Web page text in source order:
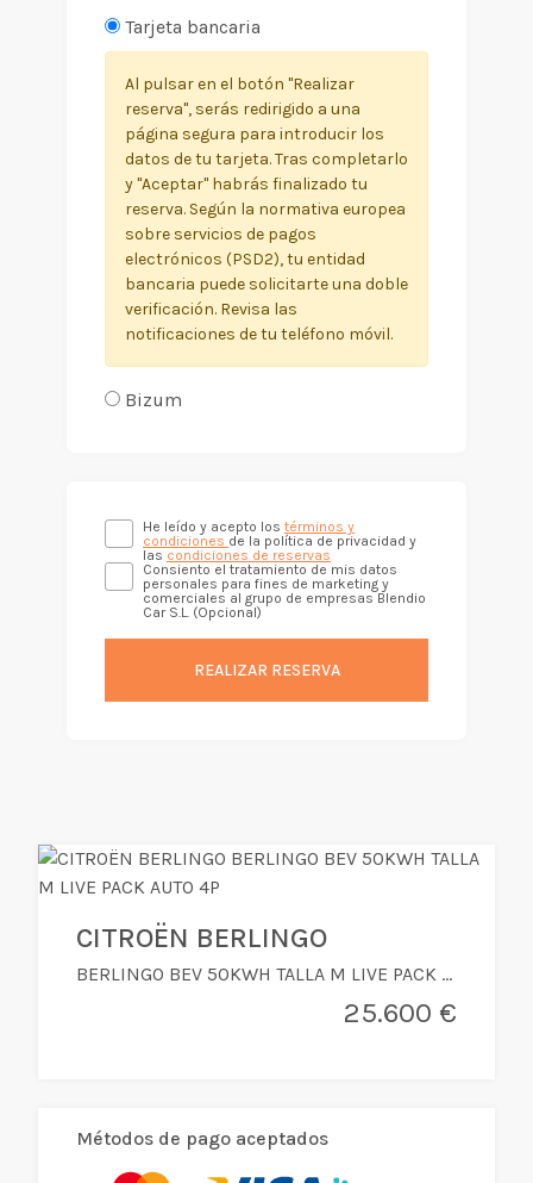
Tarjeta bancaria
Al pulsar en el botón "Realizar
reserva", serás redirigido a una
página segura para introducir los
datos de tu tarjeta. Tras completarlo
y "Aceptar" habrás finalizado tu
reserva. Según la normativa europea
sobre servicios de pagos
electrónicos (PSD2), tu entidad
bancaria puede solicitarte una doble
verificación. Revisa las
notificaciones de tu teléfono móvil.
Bizum
He leído y acepto los términos y
condiciones de la política de privacidad y
las condiciones de reservas
Consiento el tratamiento de mis datos
personales para fines de marketing y
comerciales al grupo de empresas Blendio
Car S.L. (Opcional)
REALIZAR RESERVA
CITROËN BERLINGO
BERLINGO BEV 50KWH TALLA M LIVE PACK AUTO 4P
25.600 €
Métodos de pago aceptados